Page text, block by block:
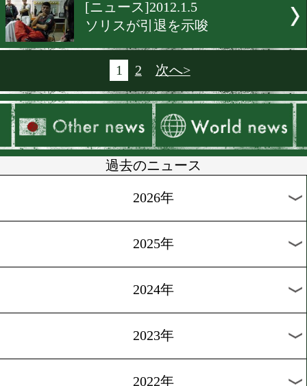
[海外ニュース]2012.1.9
パッキャオの次戦は6/9か6/
[海外ニュース]2012.1.8
石田の次戦はテキサス州で
[海外ニュース]2012.1.7
WBAがマルケスの王座を
[海外ニュース]2012.1.6
パッキャオが$2800万を希
ソリスが引退を示唆